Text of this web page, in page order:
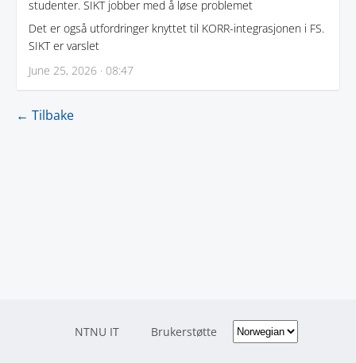
studenter. SIKT jobber med å løse problemet
Det er også utfordringer knyttet til KORR-integrasjonen i FS.
SIKT er varslet
June 25, 2026 · 08:47
← Tilbake
NTNU IT Brukerstøtte